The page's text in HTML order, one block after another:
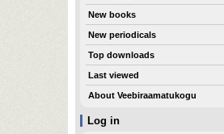
Log in
New books
New periodicals
Top downloads
Last viewed
About Veebiraamatukogu